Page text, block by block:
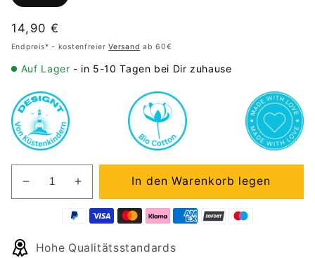
Normaler
Preis
14,90 €
Endpreis* - kostenfreierVersand ab 60€
Auf Lager - in 5-10 Tagen bei Dir zuhause
Verringere
die
Tasse
Erhöhe
die
Menge
Tasse
In den Warenkorb legen
Hohe Qualitätsstandards